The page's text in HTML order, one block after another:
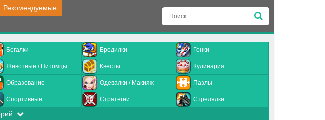
Рекомендуемые
Бегалки Бродилки Гонки
Животные / Питомцы Квесты Кулинария
Образование Одевалки / Макияж Пазлы
Спортивные Стратегии Стрелялки